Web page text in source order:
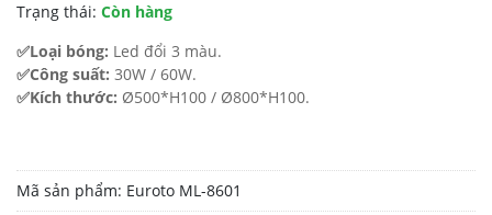
4.675.000 ₫
Trạng thái: Còn hàng
✅Loại bóng: Led đổi 3 màu.
✅Công suất: 30W / 60W.
✅Kích thước: Ø500*H100 / Ø800*H100.
Mã sản phẩm: Euroto ML-8601